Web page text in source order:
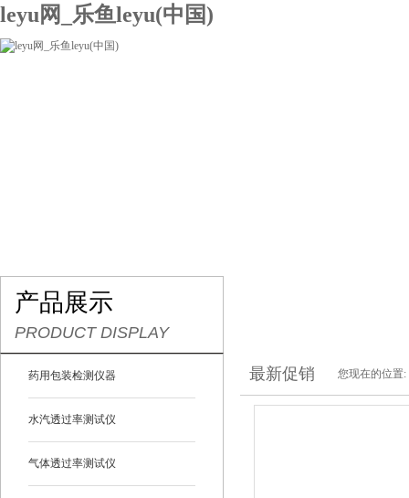
leyu网_乐鱼leyu(中国)
产品展示
PRODUCT DISPLAY
药用包装检测仪器
水汽透过率测试仪
气体透过率测试仪
最新促销 您现在的位置: